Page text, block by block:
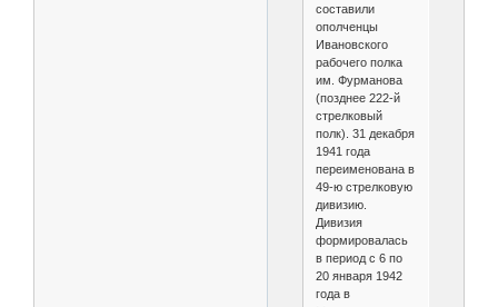
составили
ополченцы
Ивановского
рабочего полка
им. Фурманова
(позднее 222-й
стрелковый
полк). 31 декабря
1941 года
переименована в
49-ю стрелковую
дивизию.
Дивизия
формировалась
в период с 6 по
20 января 1942
года в